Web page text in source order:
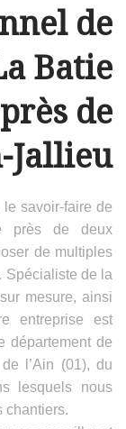
de
Batie
de
Jallieu
savoir-faire de
près de deux
de multiples
Spécialiste de la
mesure, ainsi
entreprise est
département de
l’Ain (01), du
lesquels nous
chantiers.